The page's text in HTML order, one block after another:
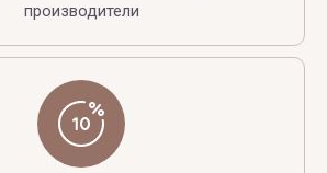
производители